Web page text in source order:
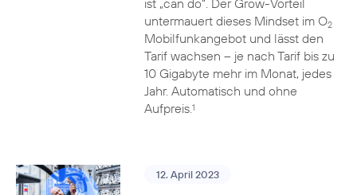
ist „can do“. Der Grow-Vorteil
untermauert dieses Mindset im O2
Mobilfunkangebot und lässt den
Tarif wachsen – je nach Tarif bis zu
10 Gigabyte mehr im Monat, jedes
Jahr. Automatisch und ohne
Aufpreis.1
12. April 2023